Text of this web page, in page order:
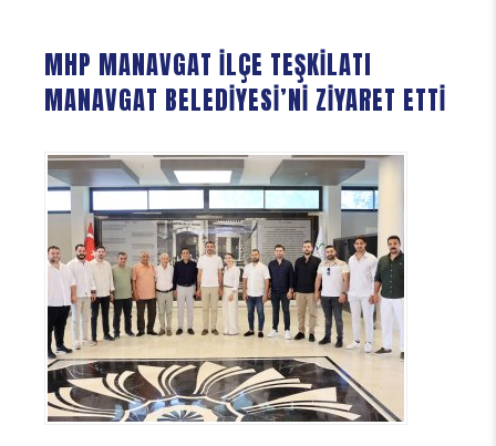
MHP MANAVGAT İLÇE TEŞKİLATI
MANAVGAT BELEDİYESİ’Nİ ZİYARET ETTİ